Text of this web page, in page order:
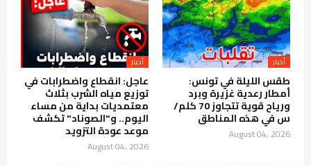
أخبار
طقس الليلة في تونس:
أمطار رعدية غزيرة وبرد
ورياح قوية تتجاوز 70 كلم/
س في هذه المناطق
August 04, 2026
أخبار
عاجل: انقطاع واضطرابات في
توزيع مياه الشرب بثلاث
معتمديات بداية من مساء
اليوم.. و"الصوناد" تكشف
موعد عودة التزويد
August 04, 2026